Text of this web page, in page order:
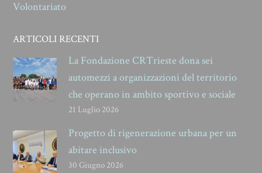
Volontariato
ARTICOLI RECENTI
La Fondazione CRTrieste dona sei
automezzi a organizzazioni del territorio
che operano in ambito sportivo e sociale
21 Luglio 2026
Progetto di rigenerazione urbana per un
abitare inclusivo
30 Giugno 2026